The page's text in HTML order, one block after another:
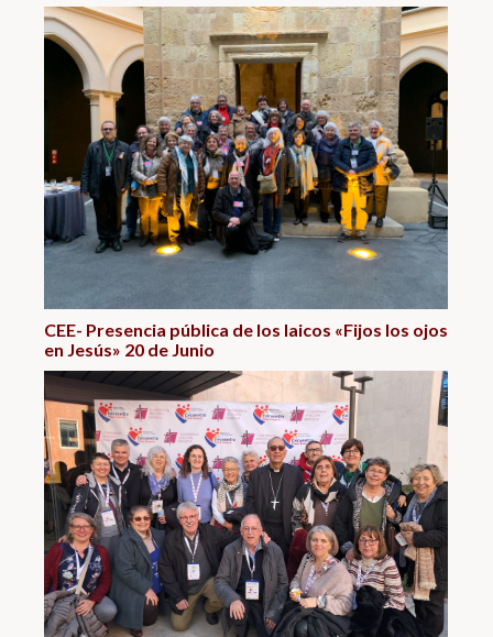
CEE- Presencia pública de los laicos «Fijos los ojos
en Jesús» 20 de Junio